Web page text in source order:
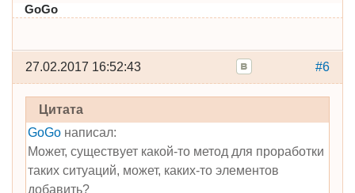
GoGo
#6
27.02.2017 16:52:43
Цитата
GoGoнаписал:
Может, существует какой-то метод для проработки
таких ситуаций, может, каких-то элементов
добавить?